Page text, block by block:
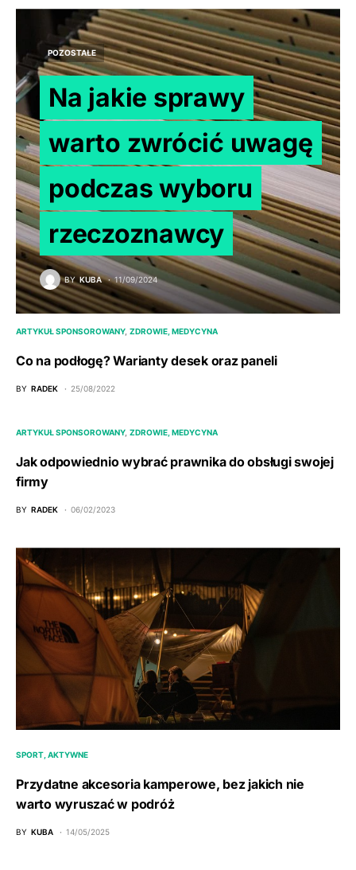
POZOSTAŁE
Na jakie sprawy
warto zwrócić uwagę
podczas wyboru
rzeczoznawcy
BY KUBA 11/09/2024
ARTYKUŁ SPONSOROWANY ZDROWIE, MEDYCYNA
Co na podłogę? Warianty desek oraz paneli
BY RADEK 25/08/2022
ARTYKUŁ SPONSOROWANY ZDROWIE, MEDYCYNA
Jak odpowiednio wybrać prawnika do obsługi swojej
firmy
BY RADEK 06/02/2023
SPORT, AKTYWNE
Przydatne akcesoria kamperowe, bez jakich nie
warto wyruszać w podróż
BY KUBA 14/05/2025